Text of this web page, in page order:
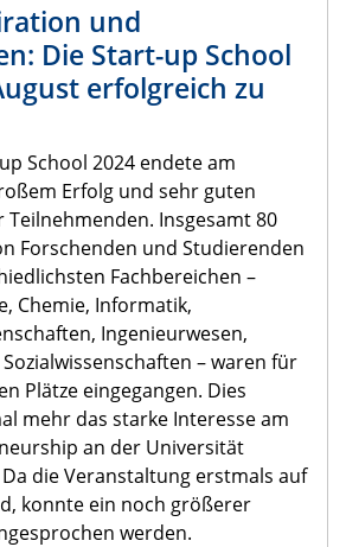
und
Die Start-up School
erfolgreich zu
School 2024 endete am
Erfolg und sehr guten
Insgesamt 80
Forschenden und Studierenden
Fachbereichen –
Chemie, Informatik,
Ingenieurwesen,
– waren für
Plätze eingegangen. Dies
mehr das starke Interesse am
an der Universität
die Veranstaltung erstmals auf
konnte ein noch größerer
werden.